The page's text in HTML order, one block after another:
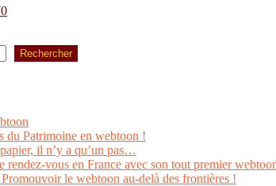
Rechercher
du Patrimoine en webtoon !
il n’y a qu’un pas…
rendez-vous en France avec son tout premier
le webtoon au-delà des frontières !